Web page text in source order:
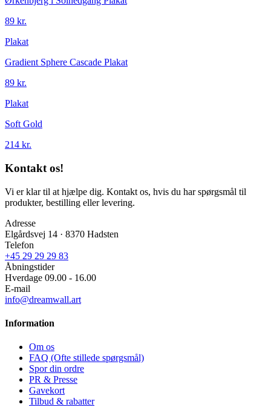
89 kr.
Plakat
Gradient Sphere Cascade Plakat
89 kr.
Plakat
Soft Gold
214 kr.
Kontakt os!
Vi er klar til at hjælpe dig. Kontakt os, hvis du har spørgsmål til
produkter, bestilling eller levering.
Adresse
Elgårdsvej 14 · 8370 Hadsten
Telefon
+45 29 29 29 83
Åbningstider
Hverdage 09.00 - 16.00
E-mail
info@dreamwall.art
Information
Om os
FAQ (Ofte stillede spørgsmål)
Spor din ordre
PR & Presse
Gavekort
Tilbud & rabatter